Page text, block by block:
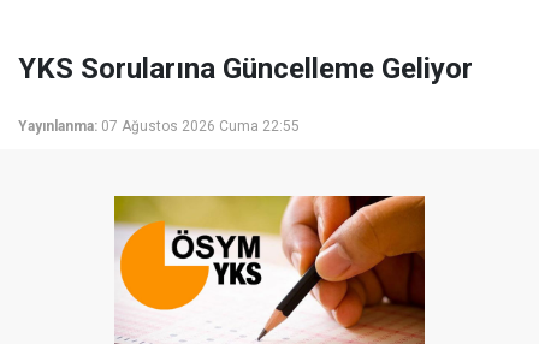
YKS Sorularına Güncelleme Geliyor
Yayınlanma: 07 Ağustos 2026 Cuma 22:55